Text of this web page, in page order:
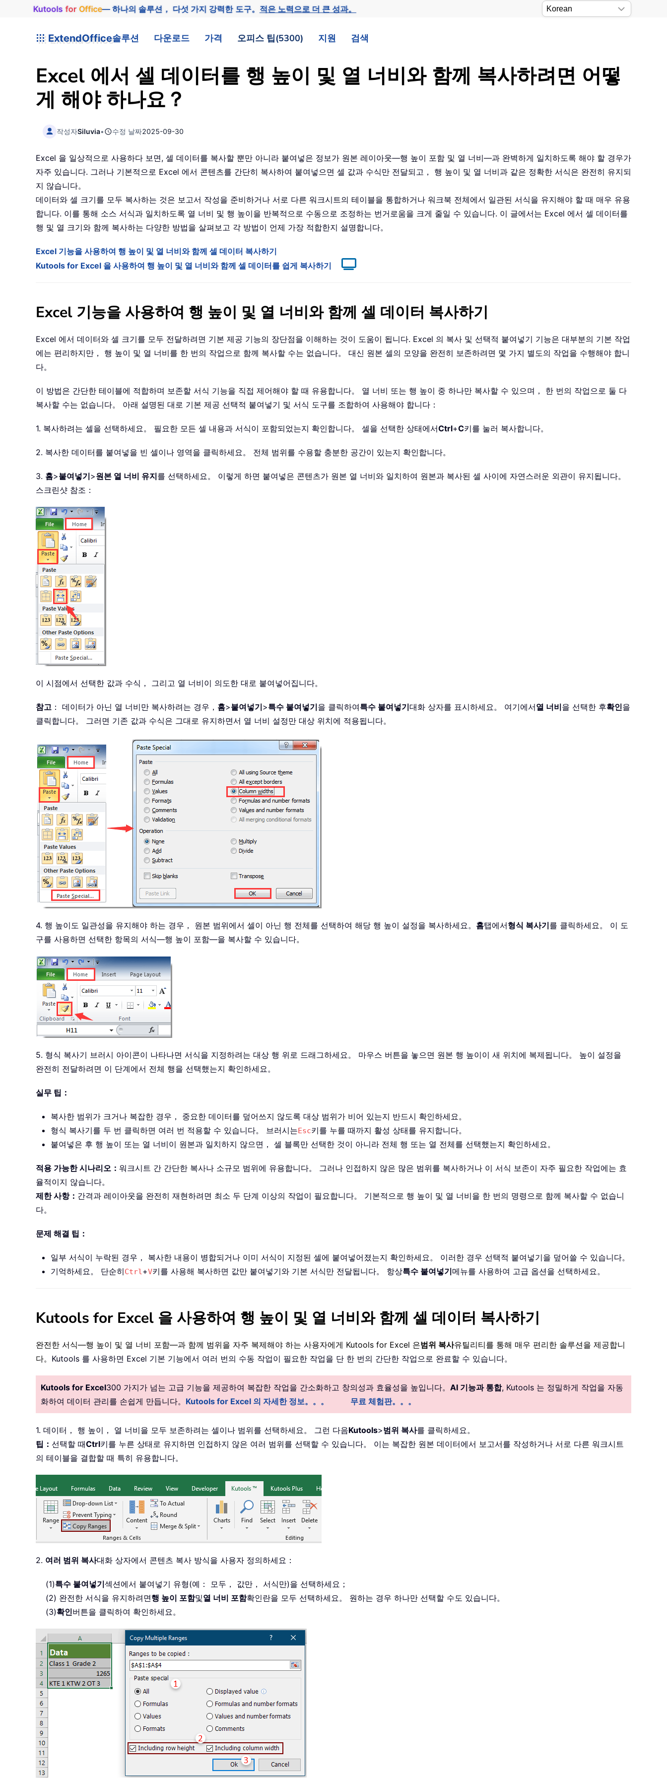
Kutools for Office— 하나의 솔루션， 다섯 가지 강력한 도구。 적은 노력으로 더 큰 성과。
ExtendOffice솔루션 다운로드 가격 오피스 팁(5300) 지원 검색
Excel 에서 셀 데이터를 행 높이 및 열 너비와 함께 복사하려면 어떻
게 해야 하나요？
작성자Siluvia• 수정 날짜2025-09-30
Excel 을 일상적으로 사용하다 보면, 셀 데이터를 복사할 뿐만 아니라 붙여넣은 정보가 원본 레이아웃—행 높이 포함 및 열 너비—과 완벽하게 일치하도록 해야 할 경우가
자주 있습니다. 그러나 기본적으로 Excel 에서 콘텐츠를 간단히 복사하여 붙여넣으면 셀 값과 수식만 전달되고， 행 높이 및 열 너비과 같은 정확한 서식은 완전히 유지되
지 않습니다。
데이터와 셀 크기를 모두 복사하는 것은 보고서 작성을 준비하거나 서로 다른 워크시트의 테이블을 통합하거나 워크북 전체에서 일관된 서식을 유지해야 할 때 매우 유용
합니다. 이를 통해 소스 서식과 일치하도록 열 너비 및 행 높이을 반복적으로 수동으로 조정하는 번거로움을 크게 줄일 수 있습니다. 이 글에서는 Excel 에서 셀 데이터를
행 및 열 크기와 함께 복사하는 다양한 방법을 살펴보고 각 방법이 언제 가장 적합한지 설명합니다。
Excel 기능을 사용하여 행 높이 및 열 너비와 함께 셀 데이터 복사하기
Kutools for Excel 을 사용하여 행 높이 및 열 너비와 함께 셀 데이터를 쉽게 복사하기
Excel 기능을 사용하여 행 높이 및 열 너비와 함께 셀 데이터 복사하기
Excel 에서 데이터와 셀 크기를 모두 전달하려면 기본 제공 기능의 장단점을 이해하는 것이 도움이 됩니다. Excel 의 복사 및 선택적 붙여넣기 기능은 대부분의 기본 작업
에는 편리하지만， 행 높이 및 열 너비를 한 번의 작업으로 함께 복사할 수는 없습니다。 대신 원본 셀의 모양을 완전히 보존하려면 몇 가지 별도의 작업을 수행해야 합니
다。
이 방법은 간단한 테이블에 적합하며 보존할 서식 기능을 직접 제어해야 할 때 유용합니다。 열 너비 또는 행 높이 중 하나만 복사할 수 있으며， 한 번의 작업으로 둘 다
복사할 수는 없습니다。 아래 설명된 대로 기본 제공 선택적 붙여넣기 및 서식 도구를 조합하여 사용해야 합니다：
1. 복사하려는 셀을 선택하세요。 필요한 모든 셀 내용과 서식이 포함되었는지 확인합니다。 셀을 선택한 상태에서Ctrl+C키를 눌러 복사합니다。
2. 복사한 데이터를 붙여넣을 빈 셀이나 영역을 클릭하세요。 전체 범위를 수용할 충분한 공간이 있는지 확인합니다。
3. 홈>붙여넣기>원본 열 너비 유지를 선택하세요。 이렇게 하면 붙여넣은 콘텐츠가 원본 열 너비와 일치하여 원본과 복사된 셀 사이에 자연스러운 외관이 유지됩니다。
스크린샷 참조：
이 시점에서 선택한 값과 수식， 그리고 열 너비이 의도한 대로 붙여넣어집니다。
참고 ： 데이터가 아닌 열 너비만 복사하려는 경우， 홈>붙여넣기>특수 붙여넣기을 클릭하여특수 붙여넣기대화 상자를 표시하세요。 여기에서열 너비을 선택한 후확인을
클릭합니다。 그러면 기존 값과 수식은 그대로 유지하면서 열 너비 설정만 대상 위치에 적용됩니다。
4. 행 높이도 일관성을 유지해야 하는 경우， 원본 범위에서 셀이 아닌 행 전체를 선택하여 해당 행 높이 설정을 복사하세요。 홈탭에서형식 복사기를 클릭하세요。 이 도
구를 사용하면 선택한 항목의 서식—행 높이 포함—을 복사할 수 있습니다。
5. 형식 복사기 브러시 아이콘이 나타나면 서식을 지정하려는 대상 행 위로 드래그하세요。 마우스 버튼을 놓으면 원본 행 높이이 새 위치에 복제됩니다。 높이 설정을
완전히 전달하려면 이 단계에서 전체 행을 선택했는지 확인하세요。
실무 팁：
복사한 범위가 크거나 복잡한 경우， 중요한 데이터를 덮어쓰지 않도록 대상 범위가 비어 있는지 반드시 확인하세요。
형식 복사기를 두 번 클릭하면 여러 번 적용할 수 있습니다。 브러시는Esc키를 누를 때까지 활성 상태를 유지합니다。
붙여넣은 후 행 높이 또는 열 너비이 원본과 일치하지 않으면， 셀 블록만 선택한 것이 아니라 전체 행 또는 열 전체를 선택했는지 확인하세요。
적용 가능한 시나리오： 워크시트 간 간단한 복사나 소규모 범위에 유용합니다。 그러나 인접하지 않은 많은 범위를 복사하거나 이 서식 보존이 자주 필요한 작업에는 효
율적이지 않습니다。
제한 사항： 간격과 레이아웃을 완전히 재현하려면 최소 두 단계 이상의 작업이 필요합니다。 기본적으로 행 높이 및 열 너비을 한 번의 명령으로 함께 복사할 수 없습니
다。
문제 해결 팁：
일부 서식이 누락된 경우， 복사한 내용이 병합되거나 이미 서식이 지정된 셀에 붙여넣어졌는지 확인하세요。 이러한 경우 선택적 붙여넣기을 덮어쓸 수 있습니다。
기억하세요。 단순히Ctrl+V키를 사용해 복사하면 값만 붙여넣기와 기본 서식만 전달됩니다。 항상특수 붙여넣기메뉴를 사용하여 고급 옵션을 선택하세요。
Kutools for Excel 을 사용하여 행 높이 및 열 너비와 함께 셀 데이터 복사하기
완전한 서식—행 높이 및 열 너비 포함—과 함께 범위을 자주 복제해야 하는 사용자에게 Kutools for Excel 은범위 복사유틸리티를 통해 매우 편리한 솔루션을 제공합니
다。 Kutools 를 사용하면 Excel 기본 기능에서 여러 번의 수동 작업이 필요한 작업을 단 한 번의 간단한 작업으로 완료할 수 있습니다。
Kutools for Excel300 가지가 넘는 고급 기능을 제공하여 복잡한 작업을 간소화하고 창의성과 효율성을 높입니다。 AI 기능과 통합, Kutools 는 정밀하게 작업을 자동
화하여 데이터 관리를 손쉽게 만듭니다。 Kutools for Excel 의 자세한 정보。。。 무료 체험판。。。
1. 데이터， 행 높이， 열 너비을 모두 보존하려는 셀이나 범위를 선택하세요。 그런 다음Kutools>범위 복사를 클릭하세요。
팁： 선택할 때Ctrl키를 누른 상태로 유지하면 인접하지 않은 여러 범위를 선택할 수 있습니다。 이는 복잡한 원본 데이터에서 보고서를 작성하거나 서로 다른 워크시트
의 테이블을 결합할 때 특히 유용합니다。
2. 여러 범위 복사대화 상자에서 콘텐츠 복사 방식을 사용자 정의하세요：
(1)특수 붙여넣기섹션에서 붙여넣기 유형(예： 모두， 값만， 서식만)을 선택하세요；
(2) 완전한 서식을 유지하려면행 높이 포함및열 너비 포함확인란을 모두 선택하세요。 원하는 경우 하나만 선택할 수도 있습니다。
(3)확인버튼을 클릭하여 확인하세요。